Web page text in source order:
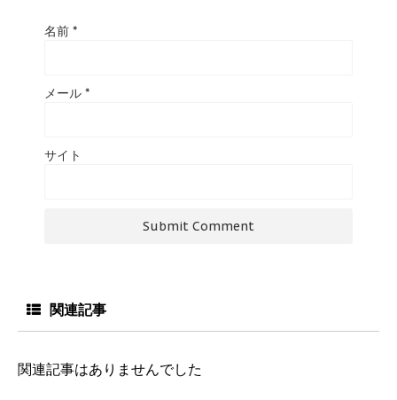
名前 *
メール *
サイト
関連記事
関連記事はありませんでした